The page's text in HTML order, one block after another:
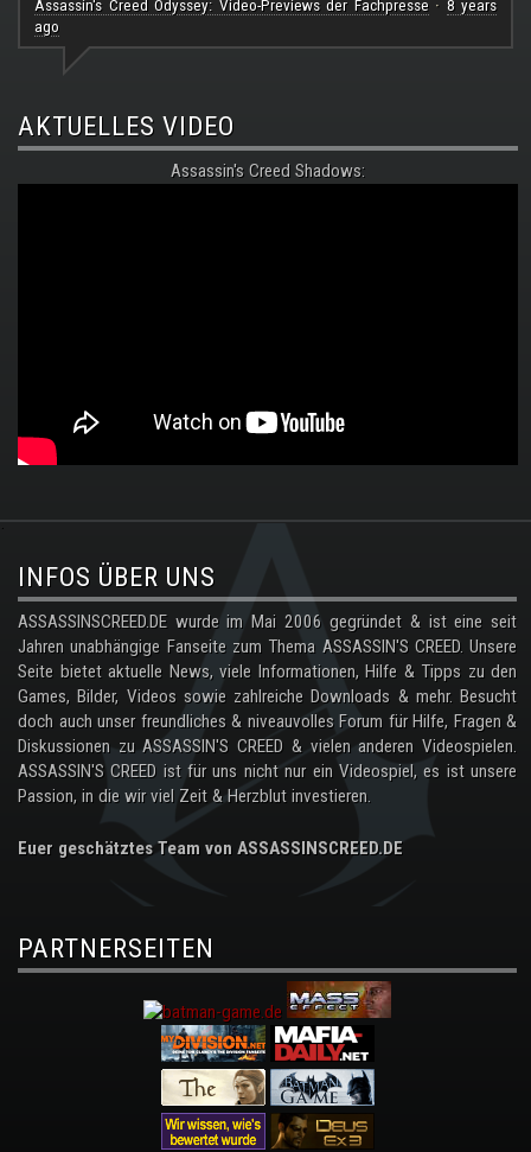
Assassin's Creed Odyssey: Video-Previews der Fachpresse· 8 years
ago
AKTUELLES VIDEO
Assassin's Creed Shadows:
.
INFOS ÜBER UNS
ASSASSINSCREED.DE wurde im Mai 2006 gegründet & ist eine seit
Jahren unabhängige Fanseite zum Thema ASSASSIN'S CREED. Unsere
Seite bietet aktuelle News, viele Informationen, Hilfe & Tipps zu den
Games, Bilder, Videos sowie zahlreiche Downloads & mehr. Besucht
doch auch unser freundliches & niveauvolles Forum für Hilfe, Fragen &
Diskussionen zu ASSASSIN'S CREED & vielen anderen Videospielen.
ASSASSIN'S CREED ist für uns nicht nur ein Videospiel, es ist unsere
Passion, in die wir viel Zeit & Herzblut investieren.
Euer geschätztes Team von ASSASSINSCREED.DE
PARTNERSEITEN